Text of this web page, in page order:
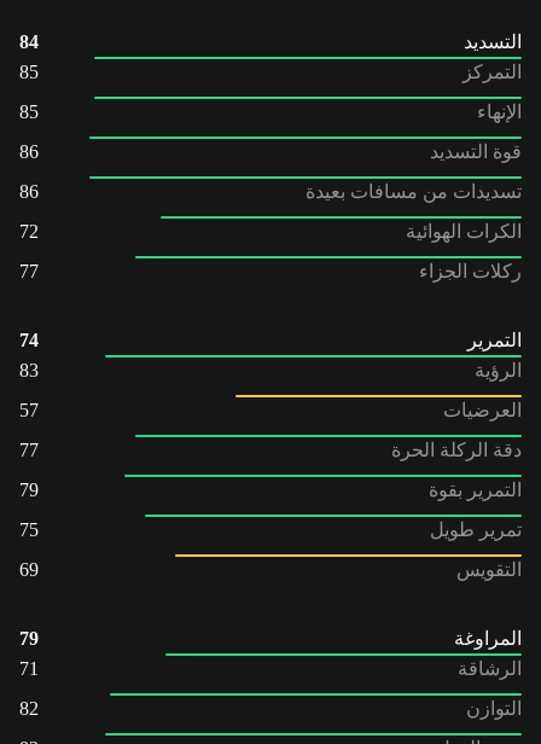
التسديد
84
التمركز
85
الإنهاء
85
قوة التسديد
86
تسديدات من مسافات بعيدة
86
الكرات الهوائية
72
ركلات الجزاء
77
التمرير
74
الرؤية
83
العرضيات
57
دقة الركلة الحرة
77
التمرير بقوة
79
تمرير طويل
75
التقويس
69
المراوغة
79
الرشاقة
71
التوازن
82